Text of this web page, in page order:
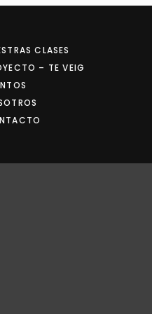
CLASES
– TE VEIG